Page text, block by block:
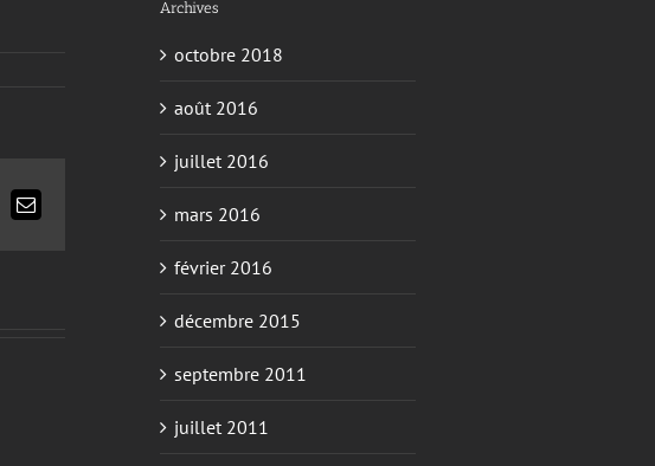
Email
Archives
octobre 2018
août 2016
juillet 2016
mars 2016
février 2016
décembre 2015
septembre 2011
juillet 2011